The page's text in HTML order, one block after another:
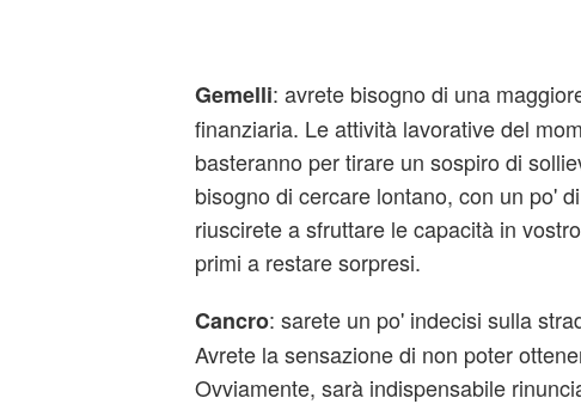
Gemelli: avrete bisogno di una
finanziaria. Le attività lavorative del
basteranno per tirare un sospiro di
bisogno di cercare lontano, con un po'
riuscirete a sfruttare le capacità in
primi a restare sorpresi.
Cancro: sarete un po' indecisi sulla
Avrete la sensazione di non poter
Ovviamente, sarà indispensabile